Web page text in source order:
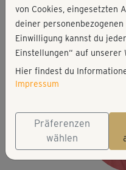
41 Min
40 kcal
Robert Stooß
von Cookies, eingesetzten
deiner
Einwilligung kannst du
Einstellungen“ auf unserer
Hier findest du
Impressum
Präferenzen
wählen